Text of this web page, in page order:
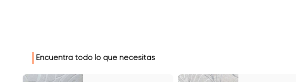
Encuentra todo lo que necesitas